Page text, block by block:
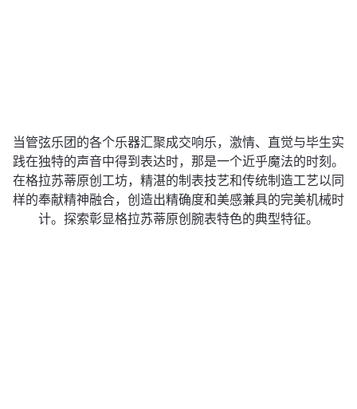
当管弦乐团的各个乐器汇聚成交响乐，激情、直觉与毕生实
践在独特的声音中得到表达时，那是一个近乎魔法的时刻。
在格拉苏蒂原创工坊，精湛的制表技艺和传统制造工艺以同
样的奉献精神融合，创造出精确度和美感兼具的完美机械时
计。探索彰显格拉苏蒂原创腕表特色的典型特征。